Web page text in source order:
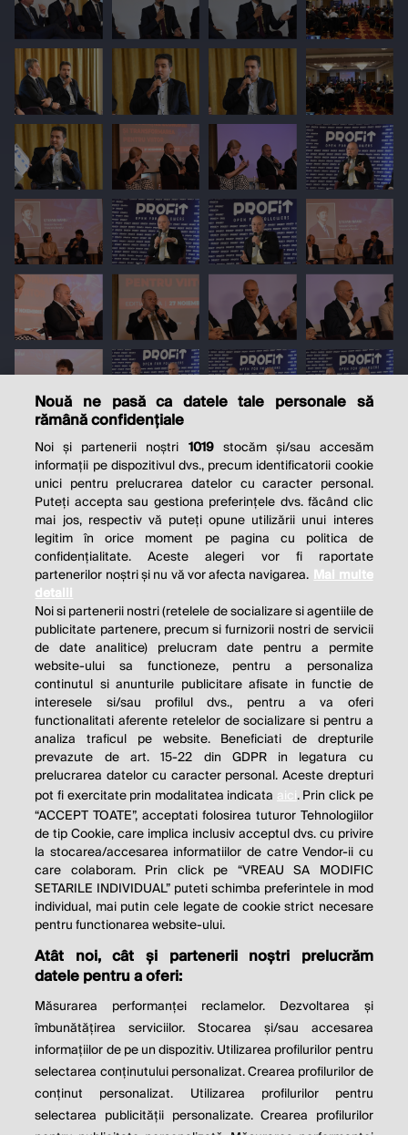
THE SOCIAL RESPONSIBILITY OF
BUSINESS IS TO INCREASE ITS
PROFITS.
Milton Friedman
© 2026 Profit.ro. Toate drepturile rezervate.
Dezvoltat de1616.ro
Contact Publicitate
Politica de cookie Politica de
confidențialitate
Setări cookies
este parte a
Nouă ne pasă ca datele tale personale să
rămână confidențiale
Noi și partenerii noștri 1019stocăm și/sau accesăm
informații pe dispozitivul dvs., precum identificatorii cookie
unici pentru prelucrarea datelor cu caracter personal.
Puteți accepta sau gestiona preferințele dvs. făcând clic
mai jos, respectiv vă puteți opune utilizării unui interes
legitim în orice moment pe pagina cu politica de
confidențialitate. Aceste alegeri vor fi raportate
partenerilor noștri și nu vă vor afecta navigarea. Mai multe
detalii
Noi si partenerii nostri (retelele de socializare si agentiile de
publicitate partenere, precum si furnizorii nostri de servicii
de date analitice) prelucram date pentru a permite
website-ului sa functioneze, pentru a personaliza
continutul si anunturile publicitare afisate in functie de
interesele si/sau profilul dvs., pentru a va oferi
functionalitati aferente retelelor de socializare si pentru a
analiza traficul pe website. Beneficiati de drepturile
prevazute de art. 15-22 din GDPR in legatura cu
prelucrarea datelor cu caracter personal. Aceste drepturi
pot fi exercitate prin modalitatea indicata aici. Prin click pe
“ACCEPT TOATE”, acceptati folosirea tuturor Tehnologiilor
de tip Cookie, care implica inclusiv acceptul dvs. cu privire
la stocarea/accesarea informatiilor de catre Vendor-ii cu
care colaboram. Prin click pe “VREAU SA MODIFIC
SETARILE INDIVIDUAL” puteti schimba preferintele in mod
individual, mai putin cele legate de cookie strict necesare
pentru functionarea website-ului.
Atât noi, cât și partenerii noștri prelucrăm
datele pentru a oferi:
Măsurarea performanței reclamelor. Dezvoltarea și
îmbunătățirea serviciilor. Stocarea și/sau accesarea
informațiilor de pe un dispozitiv. Utilizarea profilurilor pentru
selectarea conținutului personalizat. Crearea profilurilor de
conținut personalizat. Utilizarea profilurilor pentru
selectarea publicității personalizate. Crearea profilurilor